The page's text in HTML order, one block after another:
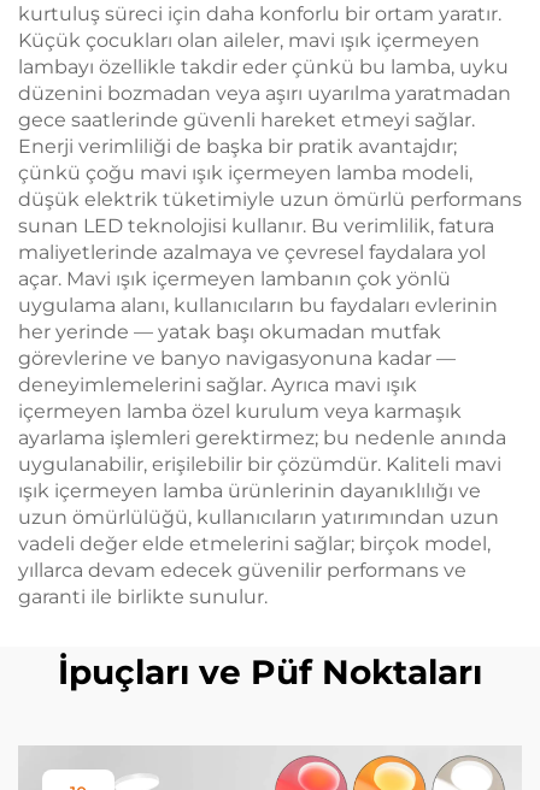
kurtuluş süreci için daha konforlu bir ortam yaratır.
Küçük çocukları olan aileler, mavi ışık içermeyen
lambayı özellikle takdir eder çünkü bu lamba, uyku
düzenini bozmadan veya aşırı uyarılma yaratmadan
gece saatlerinde güvenli hareket etmeyi sağlar.
Enerji verimliliği de başka bir pratik avantajdır;
çünkü çoğu mavi ışık içermeyen lamba modeli,
düşük elektrik tüketimiyle uzun ömürlü performans
sunan LED teknolojisi kullanır. Bu verimlilik, fatura
maliyetlerinde azalmaya ve çevresel faydalara yol
açar. Mavi ışık içermeyen lambanın çok yönlü
uygulama alanı, kullanıcıların bu faydaları evlerinin
her yerinde — yatak başı okumadan mutfak
görevlerine ve banyo navigasyonuna kadar —
deneyimlemelerini sağlar. Ayrıca mavi ışık
içermeyen lamba özel kurulum veya karmaşık
ayarlama işlemleri gerektirmez; bu nedenle anında
uygulanabilir, erişilebilir bir çözümdür. Kaliteli mavi
ışık içermeyen lamba ürünlerinin dayanıklılığı ve
uzun ömürlülüğü, kullanıcıların yatırımından uzun
vadeli değer elde etmelerini sağlar; birçok model,
yıllarca devam edecek güvenilir performans ve
garanti ile birlikte sunulur.
İpuçları ve Püf Noktaları